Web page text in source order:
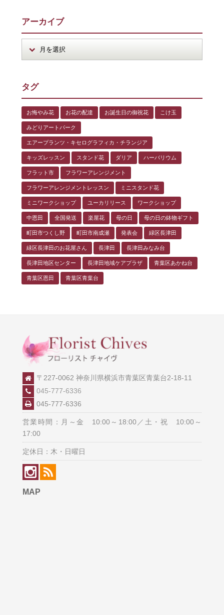
アーカイブ
タグ
お悔やみ花 お花の配達 お誕生日の御祝花 こけ玉
みどりアートパーク
エアープランツ・キセログラフィカ・チランジア
キッズレッスン スタンド花 ダリア ハーバリウム
フラット市 フラワーアレンジメント
フラワーアレンジメントレッスン ミニスタンド花
ミニワークショップ ユーカリリース ワークショップ
中恩田 全国発送 楽屋花 母の日 母の日の鉢物ギフト
町田市つくし野 町田市南成瀬 発表会 緑区長津田
緑区長津田のお花屋さん 長津田 長津田みなみ台
長津田地区センター 長津田地域ケアプラザ 青葉区あかね台
青葉区恩田 青葉区青葉台
〒227-0062 神奈川県横浜市青葉区青葉台2-18-11
045-777-6336
045-777-6336
営業時間：月～金 10:00～18:00／土・祝 10:00～
17:00
定休日：木・日曜日
MAP